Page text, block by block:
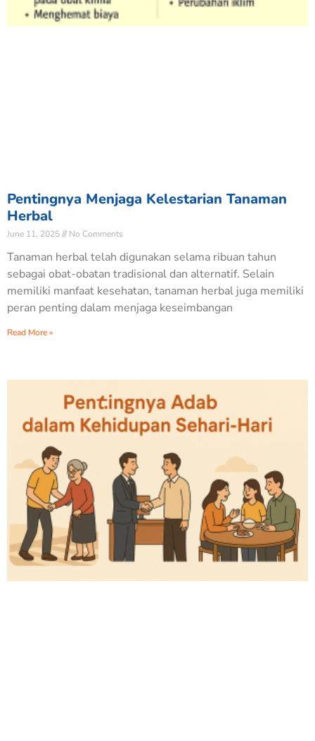
Pentingnya Menjaga Kelestarian Tanaman
Herbal
June 11, 2025 No Comments
Tanaman herbal telah digunakan selama ribuan tahun
sebagai obat-obatan tradisional dan alternatif. Selain
memiliki manfaat kesehatan, tanaman herbal juga memiliki
peran penting dalam menjaga keseimbangan
Read More »